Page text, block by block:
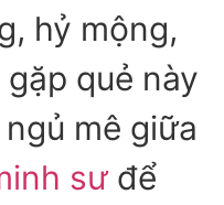
hỷ mộng,
quẻ này
mê giữa
sưđể